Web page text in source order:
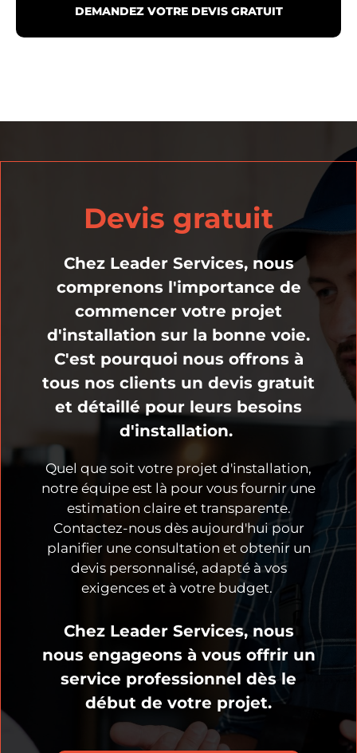
DEMANDEZ VOTRE DEVIS GRATUIT
Devis gratuit
Chez Leader Services, nous
comprenons l'importance de
commencer votre projet
d'installation sur la bonne voie.
C'est pourquoi nous offrons à
tous nos clients un devis gratuit
et détaillé pour leurs besoins
d'installation.
Quel que soit votre projet d'installation,
notre équipe est là pour vous fournir une
estimation claire et transparente.
Contactez-nous dès aujourd'hui pour
planifier une consultation et obtenir un
devis personnalisé, adapté à vos
exigences et à votre budget.
Chez Leader Services, nous
nous engageons à vous offrir un
service professionnel dès le
début de votre projet.